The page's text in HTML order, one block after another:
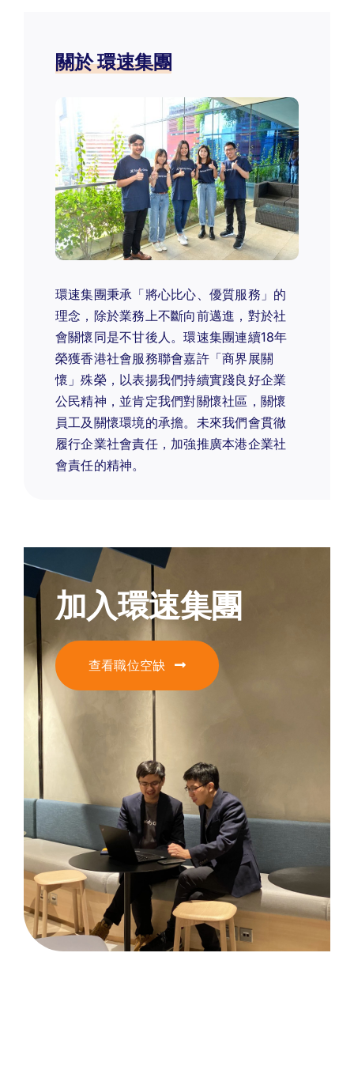
關於 環速集團
環速集團秉承「將心比心、優質服務」的
理念，除於業務上不斷向前邁進，對於社
會關懷同是不甘後人。環速集團連續18年
榮獲香港社會服務聯會嘉許「商界展關
懷」殊榮，以表揚我們持續實踐良好企業
公民精神，並肯定我們對關懷社區，關懷
員工及關懷環境的承擔。未來我們會貫徹
履行企業社會責任，加強推廣本港企業社
會責任的精神。
加入環速集團
查看職位空缺